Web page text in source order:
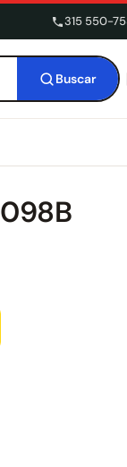
315 550-
Buscar